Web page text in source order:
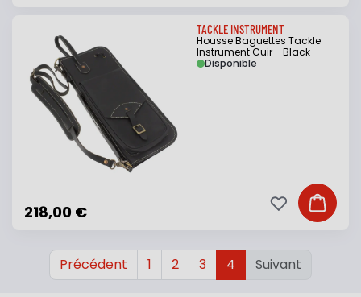
TACKLE INSTRUMENT
Housse Baguettes Tackle
Instrument Cuir - Black
218,00 €
Disponible
Ajouter
Ajouter à ma
Précédent 1 2 3 4 Suivant